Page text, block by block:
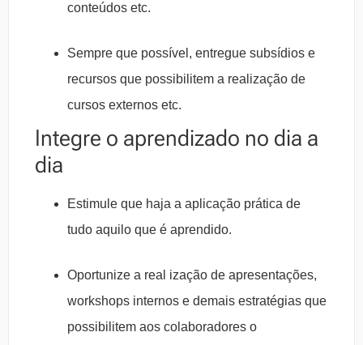
conteúdos etc.
Sempre que possível, entregue subsídios e
recursos que possibilitem a realização de
cursos externos etc.
Integre o aprendizado no dia a
dia
Estimule que haja a aplicação prática de
tudo aquilo que é aprendido.
Oportunize a real ização de apresentações,
workshops internos e demais estratégias que
possibilitem aos colaboradores o